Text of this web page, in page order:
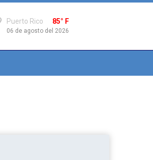
Puerto Rico 85° F
06 de agosto del 2026